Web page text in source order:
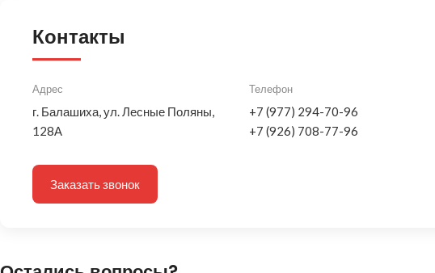
Контакты
Адрес
г. Балашиха, ул. Лесные Поляны,
128А
Телефон
+7 (977) 294-70-96
+7 (926) 708-77-96
Заказать звонок